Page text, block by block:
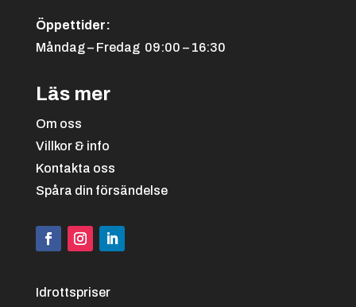
Öppettider:
Måndag – Fredag 09:00 – 16:30
Läs mer
Om oss
Villkor & info
Kontakta oss
Spåra din försändelse
Idrottspriser